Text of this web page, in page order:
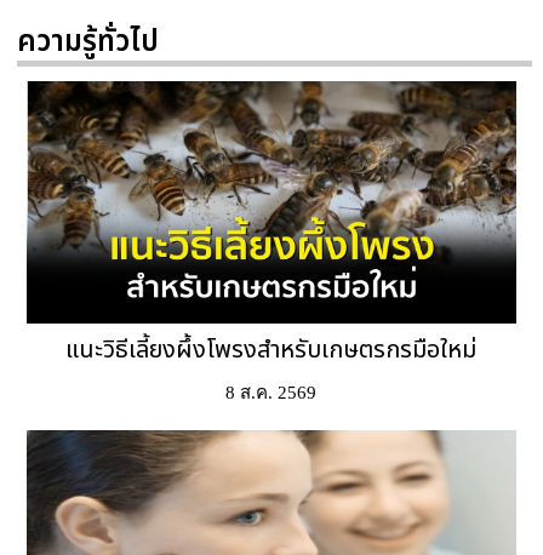
ความรู้ทั่วไป
แนะวิธีเลี้ยงผึ้งโพรงสำหรับเกษตรกรมือใหม่
8 ส.ค. 2569